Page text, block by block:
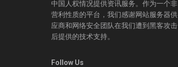
中国人权情况提供资讯服务。作为一个非
营利性质的平台，我们感谢网站服务器供
应商和网络安全团队在我们遭到黑客攻击
后提供的技术支持。
Follow Us